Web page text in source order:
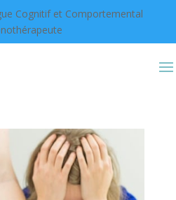
Cognitif et Comportemental